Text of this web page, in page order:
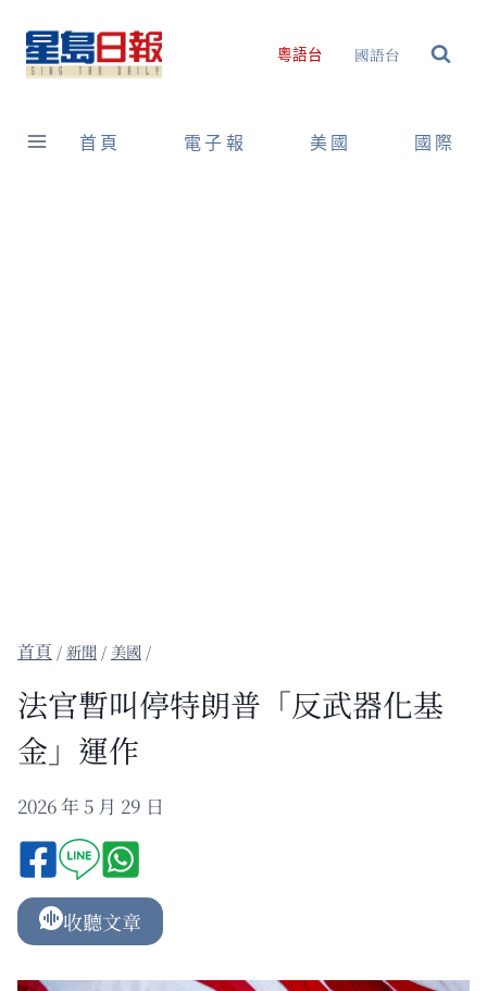
content
粵語台 國語台
首頁 電子報 美國 國際
/新聞 / 美國 /
法官暫叫停特朗普「反武器化基
金」運作
2026 年 5 月 29 日
收聽文章